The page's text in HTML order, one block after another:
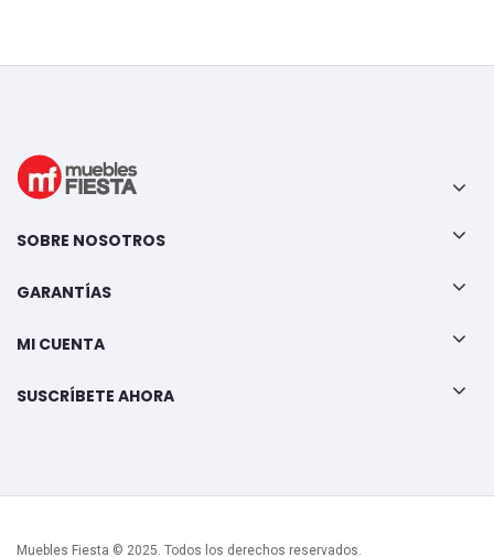
SOBRE NOSOTROS
GARANTÍAS
MI CUENTA
SUSCRÍBETE AHORA
Muebles Fiesta © 2025. Todos los derechos reservados.